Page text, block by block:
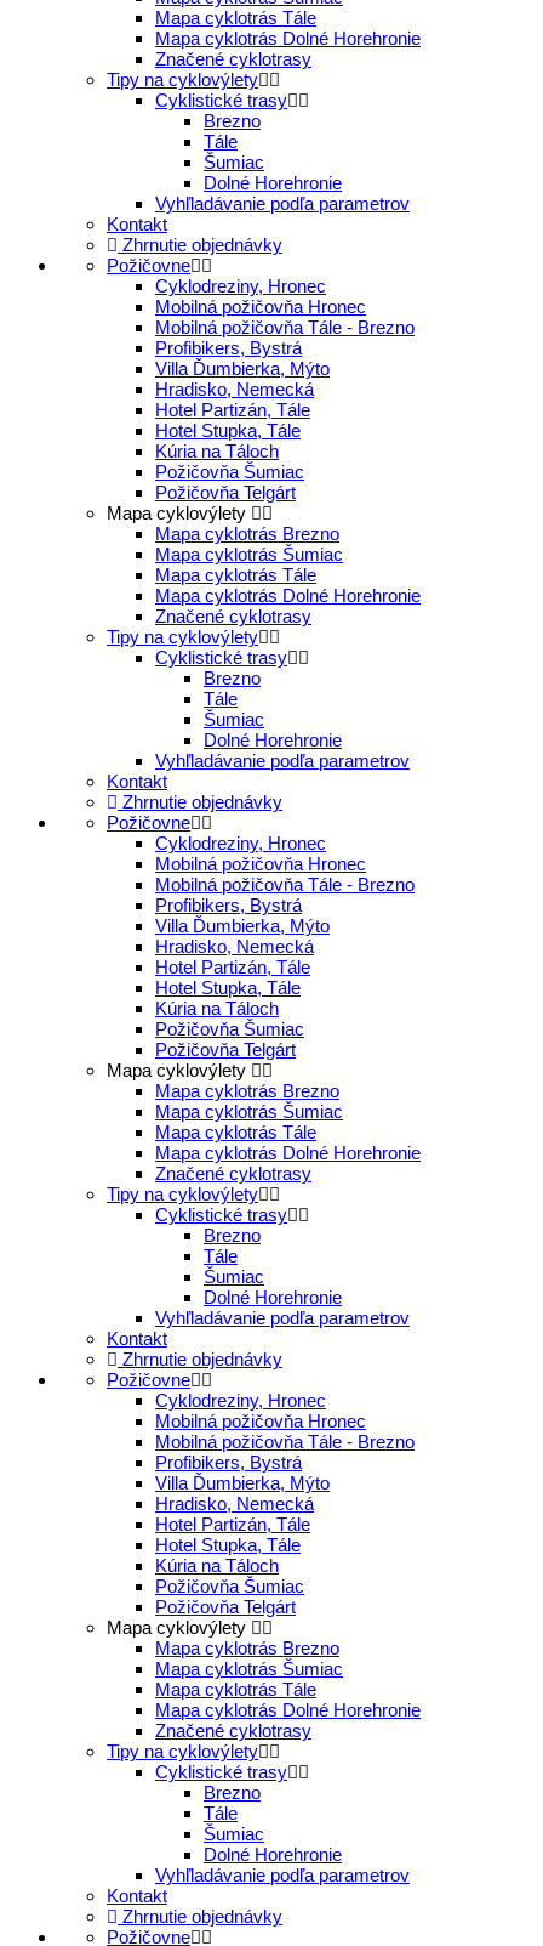
Mapa cyklotrás Tále
Mapa cyklotrás Dolné Horehronie
Značené cyklotrasy
Tipy na cyklovýlety
Cyklistické trasy
Brezno
Tále
Šumiac
Dolné Horehronie
Vyhľladávanie podľa parametrov
Kontakt
Zhrnutie objednávky
Požičovne
Cyklodreziny, Hronec
Mobilná požičovňa Hronec
Mobilná požičovňa Tále - Brezno
Profibikers, Bystrá
Villa Ďumbierka, Mýto
Hradisko, Nemecká
Hotel Partizán, Tále
Hotel Stupka, Tále
Kúria na Táloch
Požičovňa Šumiac
Požičovňa Telgárt
Mapa cyklovýlety
Mapa cyklotrás Brezno
Mapa cyklotrás Šumiac
Mapa cyklotrás Tále
Mapa cyklotrás Dolné Horehronie
Značené cyklotrasy
Tipy na cyklovýlety
Cyklistické trasy
Brezno
Tále
Šumiac
Dolné Horehronie
Vyhľladávanie podľa parametrov
Kontakt
Zhrnutie objednávky
Požičovne
Cyklodreziny, Hronec
Mobilná požičovňa Hronec
Mobilná požičovňa Tále - Brezno
Profibikers, Bystrá
Villa Ďumbierka, Mýto
Hradisko, Nemecká
Hotel Partizán, Tále
Hotel Stupka, Tále
Kúria na Táloch
Požičovňa Šumiac
Požičovňa Telgárt
Mapa cyklovýlety
Mapa cyklotrás Brezno
Mapa cyklotrás Šumiac
Mapa cyklotrás Tále
Mapa cyklotrás Dolné Horehronie
Značené cyklotrasy
Tipy na cyklovýlety
Cyklistické trasy
Brezno
Tále
Šumiac
Dolné Horehronie
Vyhľladávanie podľa parametrov
Kontakt
Zhrnutie objednávky
Požičovne
Cyklodreziny, Hronec
Mobilná požičovňa Hronec
Mobilná požičovňa Tále - Brezno
Profibikers, Bystrá
Villa Ďumbierka, Mýto
Hradisko, Nemecká
Hotel Partizán, Tále
Hotel Stupka, Tále
Kúria na Táloch
Požičovňa Šumiac
Požičovňa Telgárt
Mapa cyklovýlety
Mapa cyklotrás Brezno
Mapa cyklotrás Šumiac
Mapa cyklotrás Tále
Mapa cyklotrás Dolné Horehronie
Značené cyklotrasy
Tipy na cyklovýlety
Cyklistické trasy
Brezno
Tále
Šumiac
Dolné Horehronie
Vyhľladávanie podľa parametrov
Kontakt
Zhrnutie objednávky
Požičovne